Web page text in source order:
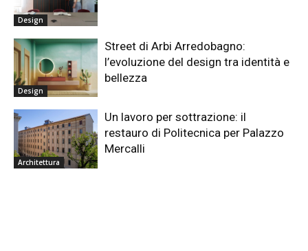
Design
Design
Street di Arbi Arredobagno:
l’evoluzione del design tra identità e
bellezza
Architettura
Un lavoro per sottrazione: il
restauro di Politecnica per Palazzo
Mercalli